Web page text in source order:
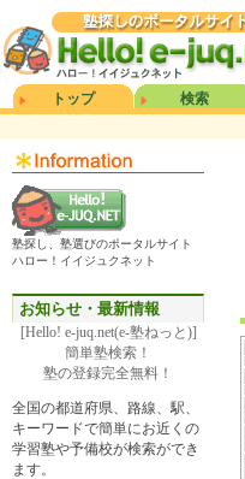
トップ 検索
塾探し、塾選びのポータルサイト
ハロー！イイジュクネット
お知らせ・最新情報
[Hello! e-juq.net(e-塾ねっと)]
簡単塾検索！
塾の登録完全無料！
全国の都道府県、路線、駅、
キーワードで簡単にお近くの
学習塾や予備校が検索ができ
ます。